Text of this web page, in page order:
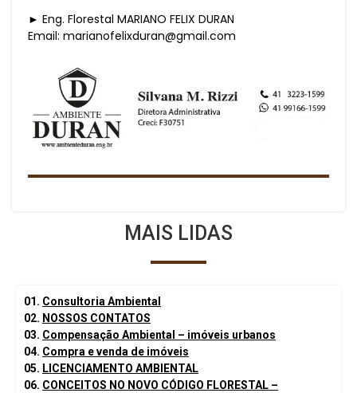
► Eng. Florestal MARIANO FELIX DURAN
Email: marianofelixduran@gmail.com
MAIS LIDAS
01. Consultoria Ambiental
02. NOSSOS CONTATOS
03. Compensação Ambiental – imóveis urbanos
04. Compra e venda de imóveis
05. LICENCIAMENTO AMBIENTAL
06. CONCEITOS NO NOVO CÓDIGO FLORESTAL –